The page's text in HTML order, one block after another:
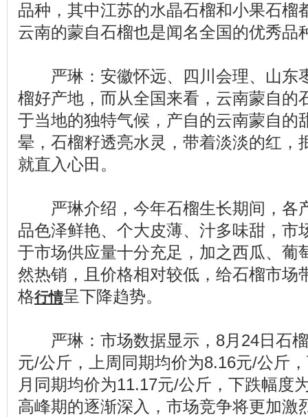
品种，其中江苏的水晶石榴和小果石榴
云南的蒙自石榴也是闻名全国的优秀品
严琳：安徽怀远、四川会理、山东
榴好产地，而从全国来看，云南蒙自的
于当地的独特气候，产自的云南蒙自的
晕，石榴籽透亮水灵，带着淡淡的红，
就直入心田。
严琳介绍，今年石榴生长期间，各
品色泽鲜艳、个大皮薄、汁多味甜，市
于市场供应量十分充足，加之西瓜、葡
然热销，且价格相对较低，给石榴市场
格行情呈下降趋势。
严琳：市场数据显示，8月24日石榴
元/公斤，上周同期均价为8.16元/公斤
月同期均价为11.17元/公斤，下跌幅度
高峰期的逐渐深入，市场竞争将更加激